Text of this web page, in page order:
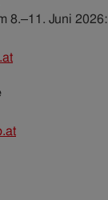
8.–11. Juni 2026: